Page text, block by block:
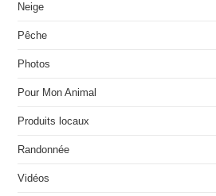
Neige
Pêche
Photos
Pour Mon Animal
Produits locaux
Randonnée
Vidéos